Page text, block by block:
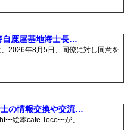
自鹿屋基地海士長…
2026年8月5日、同僚に対し同意を
の情報交換や交流…
〜絵本cafe Toco〜が、…